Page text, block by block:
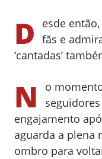
D
esde
fãs e
‘cantadas’
N
o
engajamento
aguarda a plena
ombro para